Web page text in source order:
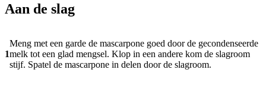
Aan de slag
1
Meng met een garde de mascarpone goed door de gecondenseerde
melk tot een glad mengsel. Klop in een andere kom de slagroom
stijf. Spatel de mascarpone in delen door de slagroom.